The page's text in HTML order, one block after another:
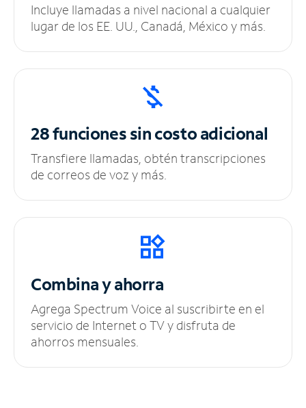
Incluye llamadas a nivel nacional a cualquier
lugar de los EE. UU., Canadá, México y más.
28 funciones sincosto adicional
Transfiere llamadas, obtén transcripciones
de correos de voz y más.
Combina y ahorra
Agrega Spectrum Voice al suscribirte en el
servicio de Internet o TV y disfruta de
ahorros mensuales.